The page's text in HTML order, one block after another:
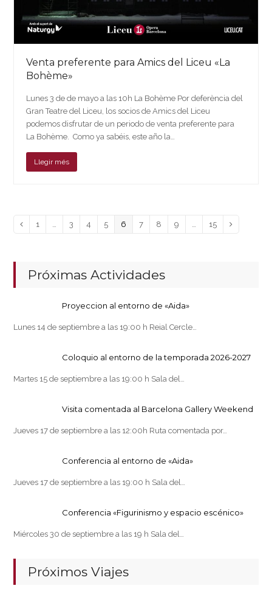
Venta preferente para Amics del Liceu «La
Bohème»
Lunes 3 de de mayo a las 10h La Bohème Por deferència del
Gran Teatre del Liceu, los socios de Amics del Liceu
podemos disfrutar de un periodo de venta preferente para
La Bohème. Como ya sabéis, este año la…
Llegir més
Anterior
Page
1 … Page
3 Page
4 Page
5 Page
6 Page
7 Page
8 Page
9 … Page
15 Siguiente
Próximas Actividades
Proyeccion al entorno de «Aida»
Lunes 14 de septiembre a las 19:00 h Reial Cercle…
Coloquio al entorno de la temporada 2026-2027
Martes 15 de septiembre a las 19:00 h Sala del…
Visita comentada al Barcelona Gallery Weekend
Jueves 17 de septiembre a las 12:00h Ruta comentada por…
Conferencia al entorno de «Aida»
Jueves 17 de septiembre a las 19:00 h Sala del…
Conferencia «Figurinismo y espacio escénico»
Miércoles 30 de septiembre a las 19 h Sala del…
Próximos Viajes